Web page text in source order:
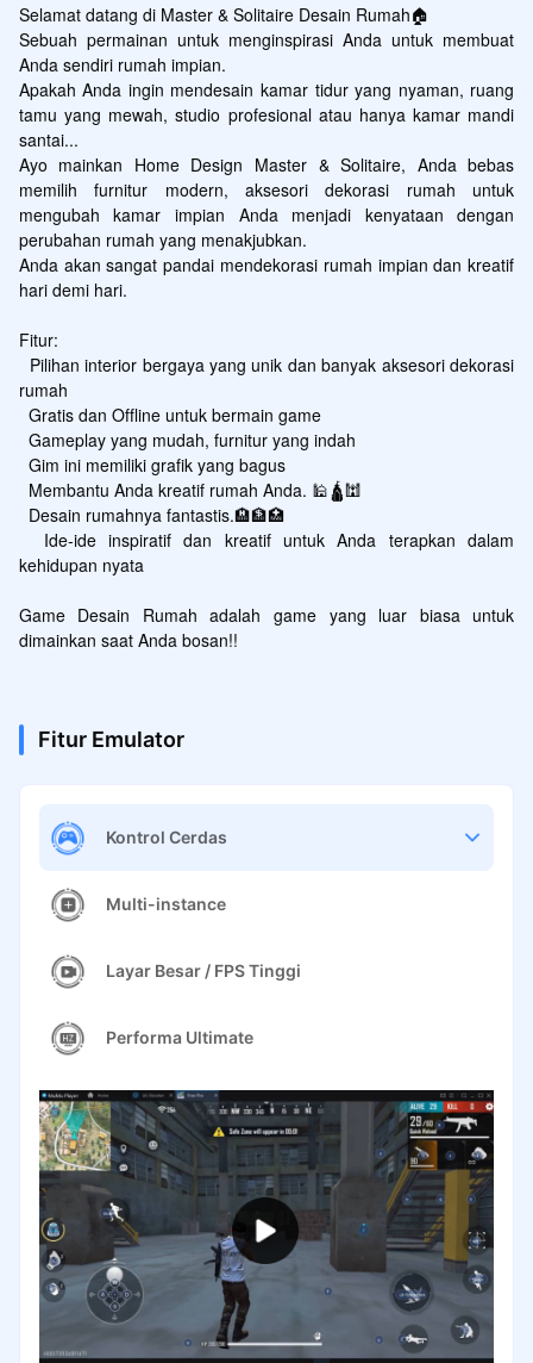
Selamat datang di Master & Solitaire Desain Rumah🏠
Sebuah permainan untuk menginspirasi Anda untuk membuat
Anda sendiri rumah impian.
Apakah Anda ingin mendesain kamar tidur yang nyaman, ruang
tamu yang mewah, studio profesional atau hanya kamar mandi
santai...
Ayo mainkan Home Design Master & Solitaire, Anda bebas
memilih furnitur modern, aksesori dekorasi rumah untuk
mengubah kamar impian Anda menjadi kenyataan dengan
perubahan rumah yang menakjubkan.
Anda akan sangat pandai mendekorasi rumah impian dan kreatif
hari demi hari.
Fitur:
rumah
kehidupan nyata
Game Desain Rumah adalah game yang luar biasa untuk
dimainkan saat Anda bosan!!
Fitur Emulator
Kontrol Cerdas
Multi-instance
Layar Besar / FPS Tinggi
Performa Ultimate